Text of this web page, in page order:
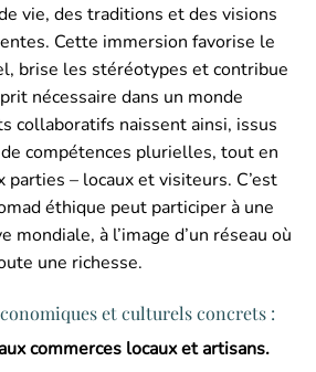
vie, des traditions et des visions
Cette immersion favorise le
brise les stéréotypes et contribue
nécessaire dans un monde
collaboratifs naissent ainsi, issus
compétences plurielles, tout en
– locaux et visiteurs. C’est
éthique peut participer à une
à l’image d’un réseau où
une richesse.
et culturels concrets :
commerces locaux et artisans.